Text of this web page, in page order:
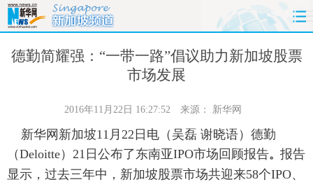
首页 时政 国际 财经
港澳 台湾 华人 汽车
德勤简耀强：“一带一路”倡议助力新加坡股票
市场发展
2016年11月22日 16:27:52 来源： 新华网
新华网新加坡11月22日电（吴磊 谢晓语）德勤
（Deloitte）21日公布了东南亚IPO市场回顾报告。 报告
显示，过去三年中，新加坡股票市场共迎来58个IPO、